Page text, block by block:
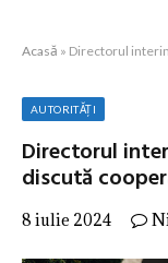
Acasă » Directorul
AUTORITĂȚI
Directorul
discută
8 iulie 2024